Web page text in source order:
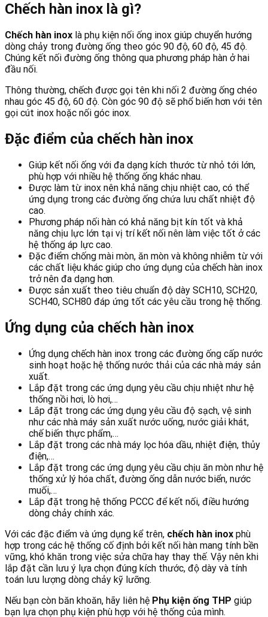
Chếch hàn inox là gì?
Chếch hàn inox là phụ kiện nối ống inox giúp chuyển hướng
dòng chảy trong đường ống theo góc 90 độ, 60 độ, 45 độ.
Chúng kết nối đường ống thông qua phương pháp hàn ở hai
đầu nối.
Thông thường, chếch được gọi tên khi nối 2 đường ống chéo
nhau góc 45 độ, 60 độ. Còn góc 90 độ sẽ phổ biến hơn với tên
gọi cút inox hoặc nối góc inox.
Đặc điểm của chếch hàn inox
Giúp kết nối ống với đa dạng kích thước từ nhỏ tới lớn,
phù hợp với nhiều hệ thống ống khác nhau.
Được làm từ inox nên khả năng chịu nhiệt cao, có thể
ứng dụng trong các đường ống chứa lưu chất nhiệt độ
cao.
Phương pháp nối hàn có khả năng bịt kín tốt và khả
năng chịu lực lớn tại vị trí kết nối nên làm việc tốt ở các
hệ thống áp lực cao.
Đặc điểm chống mài mòn, ăn mòn và không nhiễm từ với
các chất liệu khác giúp cho ứng dụng của chếch hàn inox
trở nên đa dạng hơn.
Được sản xuất theo tiêu chuẩn độ dày SCH10, SCH20,
SCH40, SCH80 đáp ứng tốt các yêu cầu trong hệ thống.
Ứng dụng của chếch hàn inox
Ứng dụng chếch hàn inox trong các đường ống cấp nước
sinh hoạt hoặc hệ thống nước thải của các nhà máy sản
xuất.
Lắp đặt trong các ứng dụng yêu cầu chịu nhiệt như hệ
thống nồi hơi, lò hơi,…
Lắp đặt trong các ứng dụng yêu cầu độ sạch, vệ sinh
như các nhà máy sản xuất nước uống, nước giải khát,
chế biến thực phẩm,…
Lắp đặt trong các nhà máy lọc hóa dầu, nhiệt điện, thủy
điện,…
Lắp đặt trong các ứng dụng yêu cầu chịu ăn mòn như hệ
thống xử lý hóa chất, đường ống dẫn nước biển, nước
muối,…
Lắp đặt trong hệ thống PCCC để kết nối, điều hướng
dòng chảy chính xác.
Với các đặc điểm và ứng dụng kể trên, chếch hàn inox phù
hợp trong các hệ thống cố định bởi kết nối hàn mang tính bền
vững, khó khăn trong việc sửa chữa hay thay thế. Vậy nên khi
lắp đặt cần lưu ý lựa chọn đúng kích thước, độ dày và tính
toán lưu lượng dòng chảy kỹ lưỡng.
Nếu bạn còn băn khoăn, hãy liên hệ Phụ kiện ống THP giúp
bạn lựa chọn phụ kiện phù hợp với hệ thống của mình.